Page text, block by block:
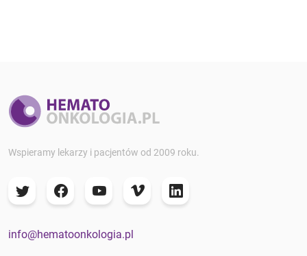
Wspieramy lekarzy i pacjentów od 2009 roku.
info@hematoonkologia.pl